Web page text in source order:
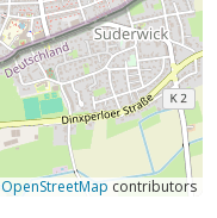
OpenStreetMap contributors